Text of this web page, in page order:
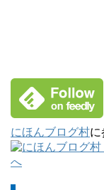
にほんブログ村に